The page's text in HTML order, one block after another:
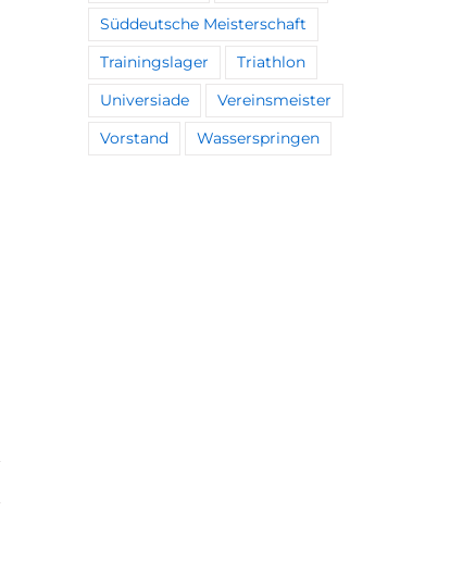
Süddeutsche Meisterschaft
Trainingslager Triathlon
Universiade Vereinsmeister
Vorstand Wasserspringen